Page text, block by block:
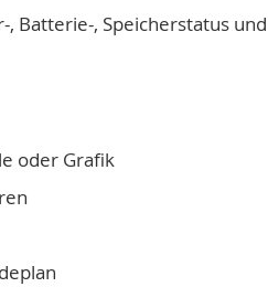
Batterie-, Speicherstatus
oder Grafik